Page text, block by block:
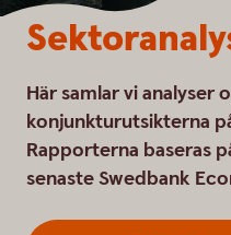
Här samlar vi analyser
konjunkturutsikterna
Rapporterna baseras
senaste Swedbank